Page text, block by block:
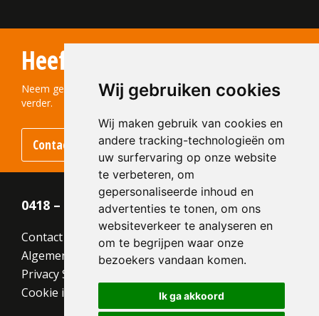
Wij gebruiken cookies
Wij maken gebruik van cookies en
andere tracking-technologieën om
uw surfervaring op onze website
te verbeteren, om
gepersonaliseerde inhoud en
advertenties te tonen, om ons
websiteverkeer te analyseren en
om te begrijpen waar onze
bezoekers vandaan komen.
Ik ga akkoord
Type:
Wasserstrich (Aqua)
Formaat:
Waalformaat (WF)
210x100x50
Structuur:
Kleur:
Bruin
Heeft u vragen?
Neem gerust contact met ons op! We helpen u graag
verder.
Contact opnemen
0418 – 55 22 21
Contact
Algemene voorwaarden
Privacy Statement
Cookie instellingen